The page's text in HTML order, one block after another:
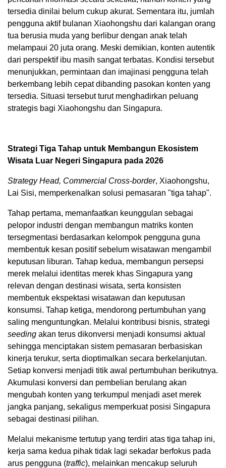
tersedia dinilai belum cukup akurat. Sementara itu, jumlah
pengguna aktif bulanan Xiaohongshu dari kalangan orang
tua berusia muda yang berlibur dengan anak telah
melampaui 20 juta orang. Meski demikian, konten autentik
dari perspektif ibu masih sangat terbatas. Kondisi tersebut
menunjukkan, permintaan dan imajinasi pengguna telah
berkembang lebih cepat dibanding pasokan konten yang
tersedia. Situasi tersebut turut menghadirkan peluang
strategis bagi Xiaohongshu dan Singapura.
Strategi Tiga Tahap untuk Membangun Ekosistem
Wisata Luar Negeri Singapura pada 2026
Strategy Head, Commercial Cross-border, Xiaohongshu,
Lai Sisi, memperkenalkan solusi pemasaran "tiga tahap".
Tahap pertama, memanfaatkan keunggulan sebagai
pelopor industri dengan membangun matriks konten
tersegmentasi berdasarkan kelompok pengguna guna
membentuk kesan positif sebelum wisatawan mengambil
keputusan liburan. Tahap kedua, membangun persepsi
merek melalui identitas merek khas Singapura yang
relevan dengan destinasi wisata, serta konsisten
membentuk ekspektasi wisatawan dan keputusan
konsumsi. Tahap ketiga, mendorong pertumbuhan yang
saling menguntungkan. Melalui kontribusi bisnis, strategi
seeding akan terus dikonversi menjadi konsumsi aktual
sehingga menciptakan sistem pemasaran berbasiskan
kinerja terukur, serta dioptimalkan secara berkelanjutan.
Setiap konversi menjadi titik awal pertumbuhan berikutnya.
Akumulasi konversi dan pembelian berulang akan
mengubah konten yang terkumpul menjadi aset merek
jangka panjang, sekaligus memperkuat posisi Singapura
sebagai destinasi pilihan.
Melalui mekanisme tertutup yang terdiri atas tiga tahap ini,
kerja sama kedua pihak tidak lagi sekadar berfokus pada
arus pengguna (traffic), melainkan mencakup seluruh